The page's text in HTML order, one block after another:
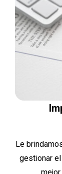
Le
gestionar